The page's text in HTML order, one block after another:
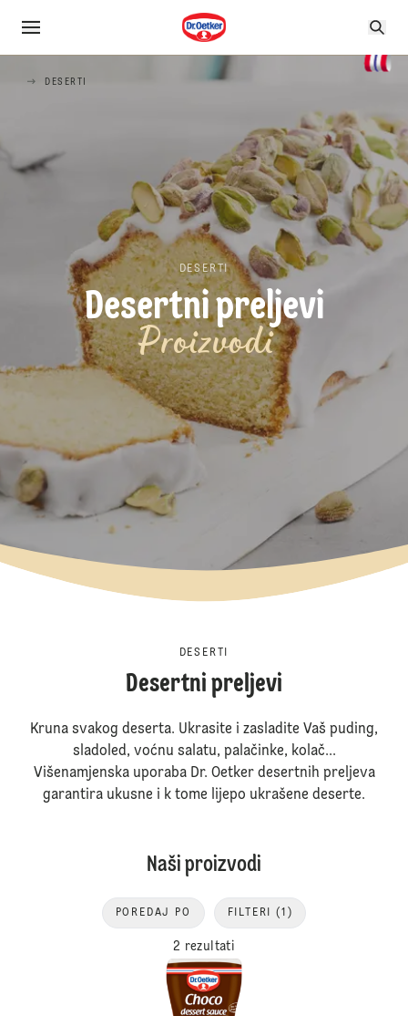
DESERTI
DESERTI
Desertni preljevi
Proizvodi
DESERTI
Desertni preljevi
Kruna svakog deserta. Ukrasite i zasladite Vaš puding,
sladoled, voćnu salatu, palačinke, kolač...
Višenamjenska uporaba Dr. Oetker desertnih preljeva
garantira ukusne i k tome lijepo ukrašene deserte.
Naši proizvodi
2 rezultati
POREDAJ PO FILTERI (1)